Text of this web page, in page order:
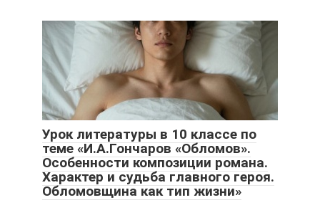
Урок литературы в 10 классе по
теме «И.А.Гончаров «Обломов».
Особенности композиции романа.
Характер и судьба главного героя.
Обломовщина как тип жизни»